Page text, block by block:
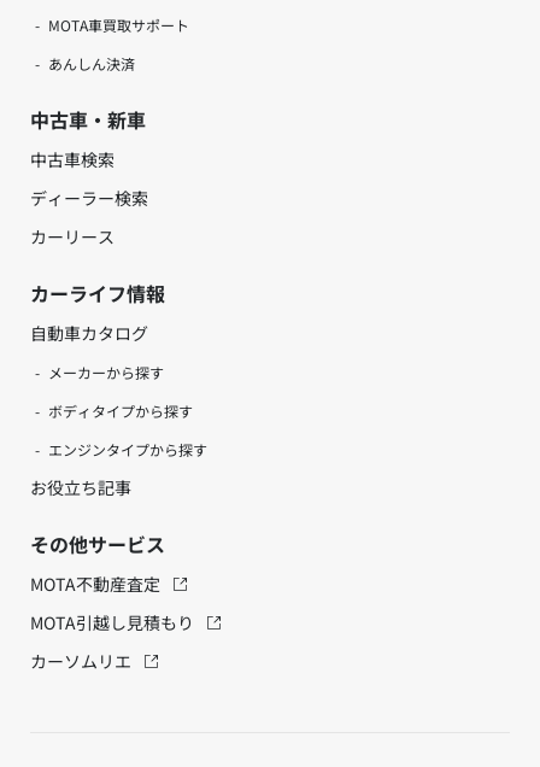
MOTA車買取サポート
あんしん決済
中古車・新車
中古車検索
ディーラー検索
カーリース
カーライフ情報
自動車カタログ
メーカーから探す
ボディタイプから探す
エンジンタイプから探す
お役立ち記事
その他サービス
MOTA不動産査定
MOTA引越し見積もり
カーソムリエ